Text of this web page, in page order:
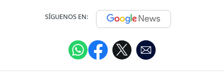
SÍGUENOS EN: